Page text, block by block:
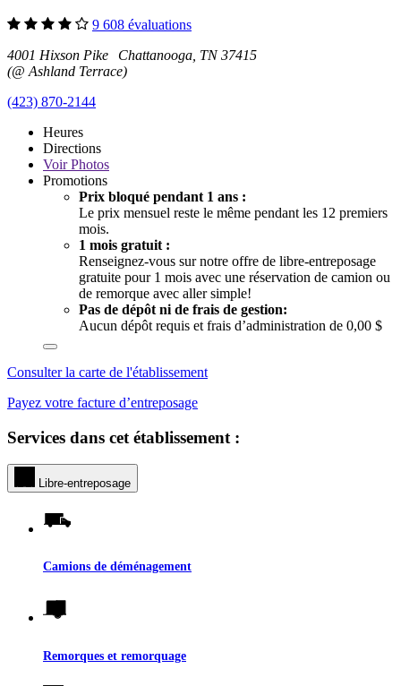
9 608 évaluations
4001 Hixson Pike Chattanooga, TN 37415
(@ Ashland Terrace)
(423) 870-2144
Heures
Directions
VoirPhotos
Promotions
Prix bloqué pendant 1 ans :
Le prix mensuel reste le même pendant les 12 premiers
mois.
1 mois gratuit :
Renseignez-vous sur notre offre de libre-entreposage
gratuite pour 1 mois avec une réservation de camion ou
de remorque avec aller simple!
Pas de dépôt ni de frais de gestion:
Aucun dépôt requis et frais d’administration de 0,00 $
Consulter la carte de l'établissement
Payez votre facture d’entreposage
Services dans cet établissement :
Libre-entreposage
Camions de déménagement
Remorques et remorquage